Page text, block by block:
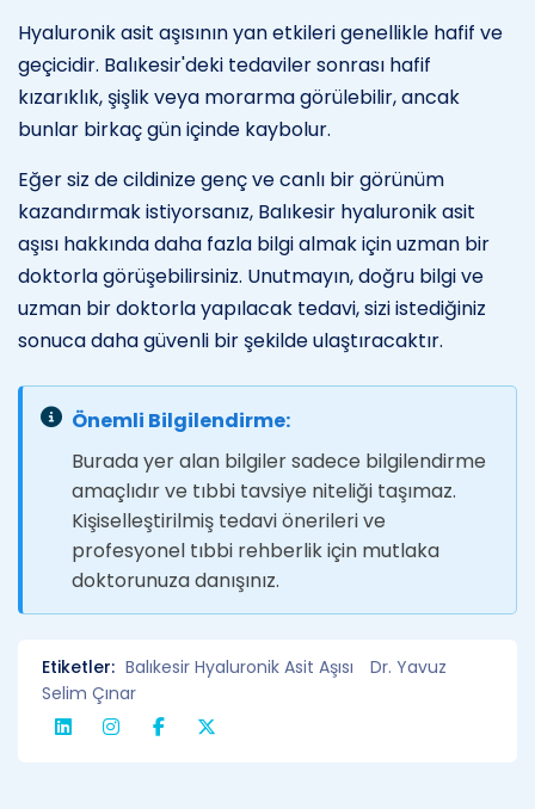
Hyaluronik asit aşısının yan etkileri genellikle hafif ve
geçicidir. Balıkesir'deki tedaviler sonrası hafif
kızarıklık, şişlik veya morarma görülebilir, ancak
bunlar birkaç gün içinde kaybolur.
Eğer siz de cildinize genç ve canlı bir görünüm
kazandırmak istiyorsanız, Balıkesir hyaluronik asit
aşısı hakkında daha fazla bilgi almak için uzman bir
doktorla görüşebilirsiniz. Unutmayın, doğru bilgi ve
uzman bir doktorla yapılacak tedavi, sizi istediğiniz
sonuca daha güvenli bir şekilde ulaştıracaktır.
Önemli Bilgilendirme:
Burada yer alan bilgiler sadece bilgilendirme
amaçlıdır ve tıbbi tavsiye niteliği taşımaz.
Kişiselleştirilmiş tedavi önerileri ve
profesyonel tıbbi rehberlik için mutlaka
doktorunuza danışınız.
Etiketler: Balıkesir Hyaluronik Asit Aşısı
Dr. Yavuz
Selim Çınar